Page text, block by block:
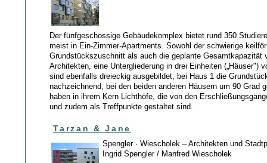
Der fünfgeschossige Gebäudekomplex bietet rund 350
meist in Ein-Zimmer-Apartments. Sowohl der schwierige
Grundstückszuschnitt als auch die geplante Gesamtkapazität
Architekten, eine Untergliederung in drei Einheiten („Häuser")
sind ebenfalls dreieckig ausgebildet, bei Haus 1 die
nachzeichnend, bei den beiden anderen Häusern um 90 Grad
haben in ihrem Kern Lichthöfe, die von den
und zudem als Treffpunkte gestaltet sind.
Tarzan & Jane
Spengler · Wiescholek – Architekten und
Ingrid Spengler / Manfred Wiescholek